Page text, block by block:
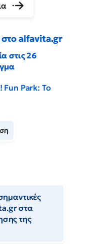
στο alfavita.gr
στις 26
Fun Park: Το
στα
της